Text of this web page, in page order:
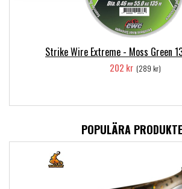
Strike Wire Extreme - Moss Green
202 kr (289 kr)
POPULÄRA